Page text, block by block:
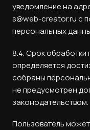
уведомление на
s@web-creator.ru с
персональных
8.4. Срок
определяется
собраны
не предусмотрен
законодательством.
Пользователь